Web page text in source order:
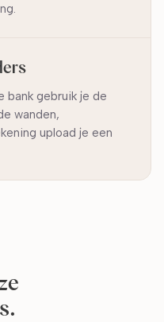
bank gebruik je de
wanden,
upload je een